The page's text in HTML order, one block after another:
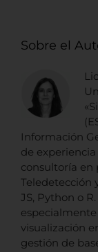
Sobre el
Información
de
consultoría en
Teledetección
JS, Python o
visualización
gestión de